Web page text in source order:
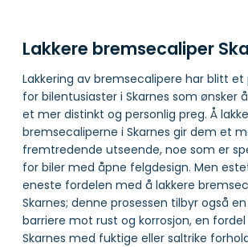
Lakkere bremsecaliper
Lakkering av bremsecalipere har blitt
for bilentusiaster i Skarnes som ønsker
et mer distinkt og personlig preg. Å
bremsecaliperne i Skarnes gir dem et
fremtredende utseende, noe som er
for biler med åpne felgdesign. Men
eneste fordelen med å lakkere
Skarnes; denne prosessen tilbyr også
barriere mot rust og korrosjon, en
Skarnes med fuktige eller saltrike